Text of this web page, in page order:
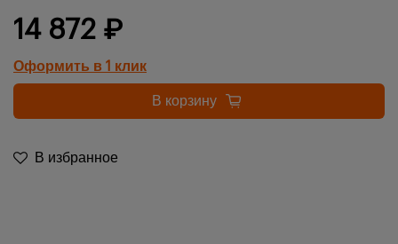
В избранное
14 872 ₽
Оформить в 1 клик
В корзину